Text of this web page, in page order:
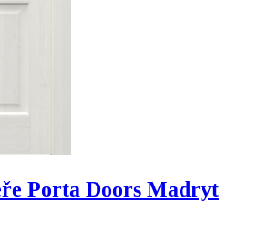
Porta Doors Madryt